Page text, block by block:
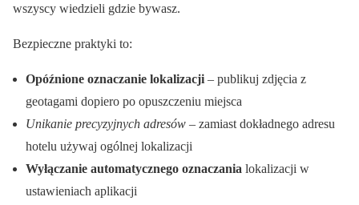
wszyscy wiedzieli gdzie bywasz.
Bezpieczne praktyki to:
Opóźnione oznaczanie lokalizacji – publikuj zdjęcia z
geotagami dopiero po opuszczeniu miejsca
Unikanie precyzyjnych adresów – zamiast dokładnego adresu
hotelu używaj ogólnej lokalizacji
Wyłączanie automatycznego oznaczania lokalizacji w
ustawieniach aplikacji